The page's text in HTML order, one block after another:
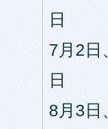
日
7月2日
日
8月3日